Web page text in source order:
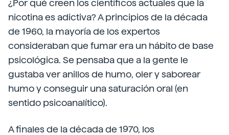
¿Por qué creen los científicos actuales que la
nicotina es adictiva? A principios de la década
de 1960, la mayoría de los expertos
consideraban que fumar era un hábito de base
psicológica. Se pensaba que a la gente le
gustaba ver anillos de humo, oler y saborear
humo y conseguir una saturación oral (en
sentido psicoanalítico).
A finales de la década de 1970, los